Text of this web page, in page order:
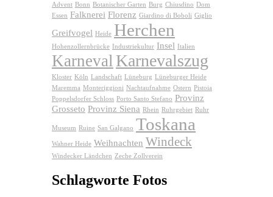
Advent Bonn Botanischer Garten Burg Chiusdino Dom
Essen Falknerei Florenz Giardino di Boboli Giglio
Greifvogel Heide Herchen
Hohenzollernbrücke Industriekultur Insel Italien
Karneval Karnevalszug
Kloster Köln Landschaft Lüneburg Lüneburger Heide
Maremma Monteriggioni Nachtaufnahme Ostern Pistoia
Poppelsdorfer Schloss Porto Santo Stefano Provinz
Grosseto Provinz Siena Rhein Ruhrgebiet Ruhr
Museum Ruine San Galgano Toskana
Wahner Heide Weihnachten Windeck
Windecker Ländchen Zeche Zollverein
Schlagworte Fotos